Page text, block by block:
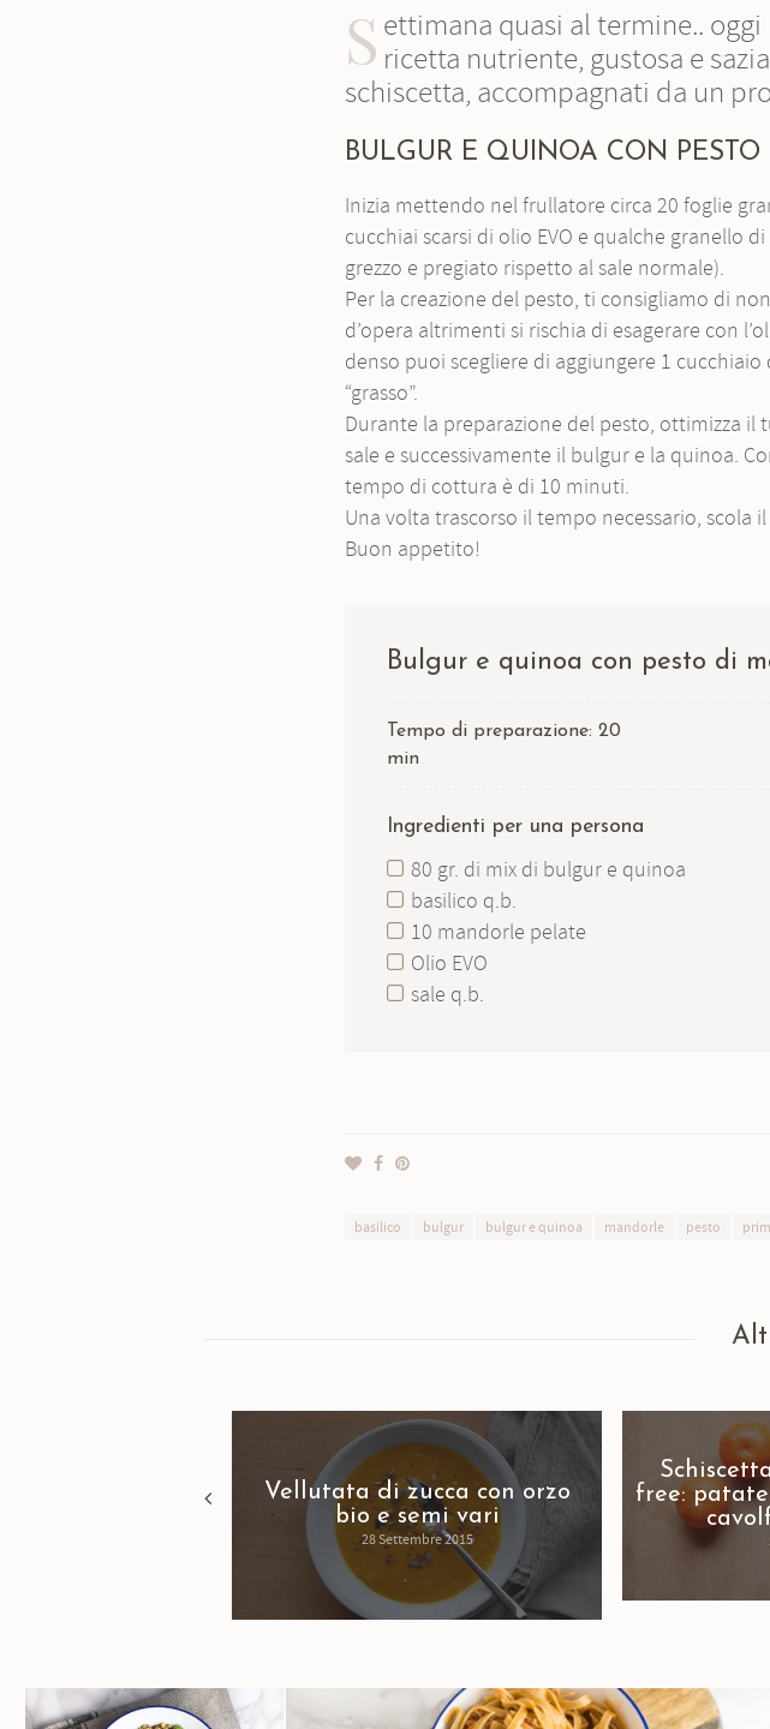
S ettimana quasi al termine..
ricetta nutriente, gustosa e
schiscetta, accompagnati da un
BULGUR E QUINOA CON
Inizia mettendo nel frullatore circa 20 foglie grandi di basilico fresco, le 10 mandorle pelate, due
cucchiai scarsi di olio EVO e qualche granello
grezzo e pregiato rispetto al sale normale).
Per la creazione del pesto, ti consigliamo di non aggiungere troppi ingredienti subito ma bensì in corso
d’opera altrimenti si rischia di esagerare con
denso puoi scegliere di aggiungere 1
“grasso”.
Durante la preparazione del pesto, ottimizza il tuo tempo, facendo bollire l’acqua, aggiungendoci del
sale e successivamente il bulgur e la quinoa.
tempo di cottura è di 10 minuti.
Una volta trascorso il tempo necessario,
Buon appetito!
Bulgur e quinoa con pesto di
Tempo di preparazione:20
min
Ingredienti per una persona
80 gr. di mix di bulgur e quinoa
basilico q.b.
10 mandorle pelate
Olio EVO
sale q.b.
basilico bulgur bulgur e quinoa mandorle pesto
Vellutata di zucca con orzo
bio e semi vari
28 Settembre 2015
free: